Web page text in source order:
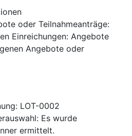
oder Teilnahmeanträge:
Einreichungen: Angebote
Angebote oder
: LOT-0002
: Es wurde
ermittelt.